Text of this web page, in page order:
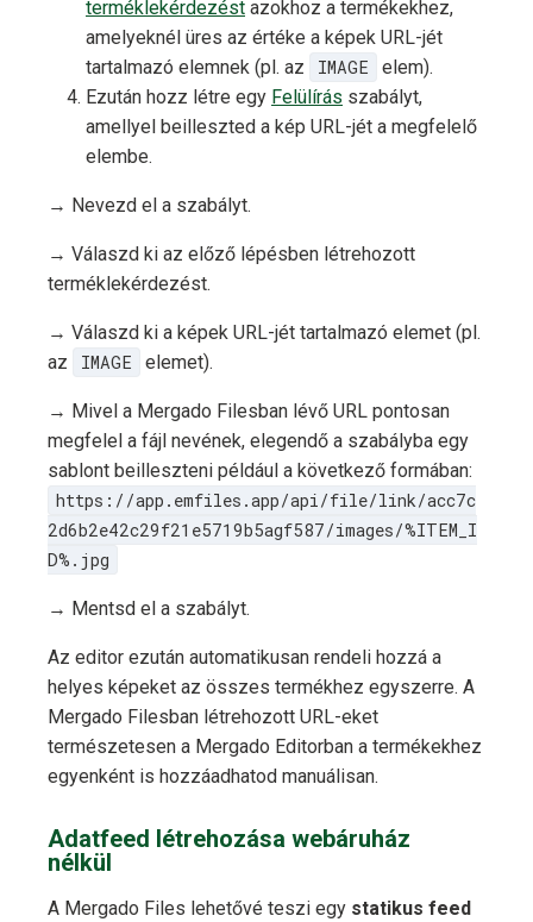
terméklekérdezést azokhoz a termékekhez,
amelyeknél üres az értéke a képek URL-jét
tartalmazó elemnek (pl. az
IMAGE
elem).
Ezután hozz létre egy Felülírás szabályt,
amellyel beilleszted a kép URL-jét a megfelelő
elembe.
→ Nevezd el a szabályt.
→ Válaszd ki az előző lépésben létrehozott
terméklekérdezést.
→ Válaszd ki a képek URL-jét tartalmazó elemet (pl.
az
IMAGE elemet).
→ Mivel a Mergado Filesban lévő URL pontosan
megfelel a fájl nevének, elegendő a szabályba egy
sablont beilleszteni például a következő formában:
https://app.emfiles.app/api/file/link/acc7c
2d6b2e42c29f21e5719b5agf587/images/%ITEM_I
D%.jpg
→ Mentsd el a szabályt.
Az editor ezután automatikusan rendeli hozzá a
helyes képeket az összes termékhez egyszerre. A
Mergado Filesban létrehozott URL-eket
természetesen a Mergado Editorban a termékekhez
egyenként is hozzáadhatod manuálisan.
Adatfeed létrehozása webáruház
nélkül
A Mergado Files lehetővé teszi egy statikus feed